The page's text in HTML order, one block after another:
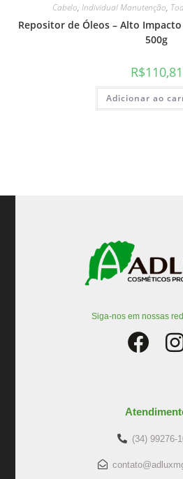
Cabelo, Individual Manutenção,
Repositor de Óleos – Alto
500g
R$110,81
Adicionar ao
Siga-nos em nossas
(34) 99276-